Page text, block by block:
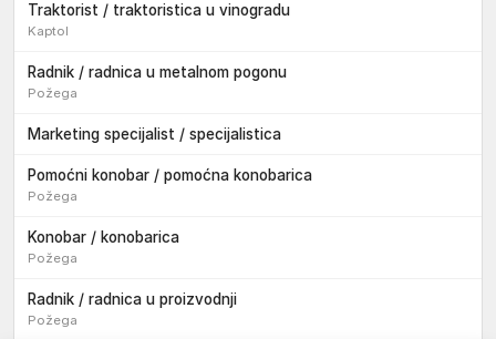
Traktorist / traktoristica u vinogradu
Kaptol
Radnik / radnica u metalnom pogonu
Požega
Marketing specijalist / specijalistica
Pomoćni konobar / pomoćna konobarica
Požega
Konobar / konobarica
Požega
Radnik / radnica u proizvodnji
Požega